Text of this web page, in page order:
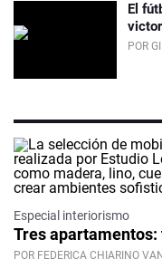
El
POR
Especial interiorismo
Tres
POR FEDERICA CHIARINO